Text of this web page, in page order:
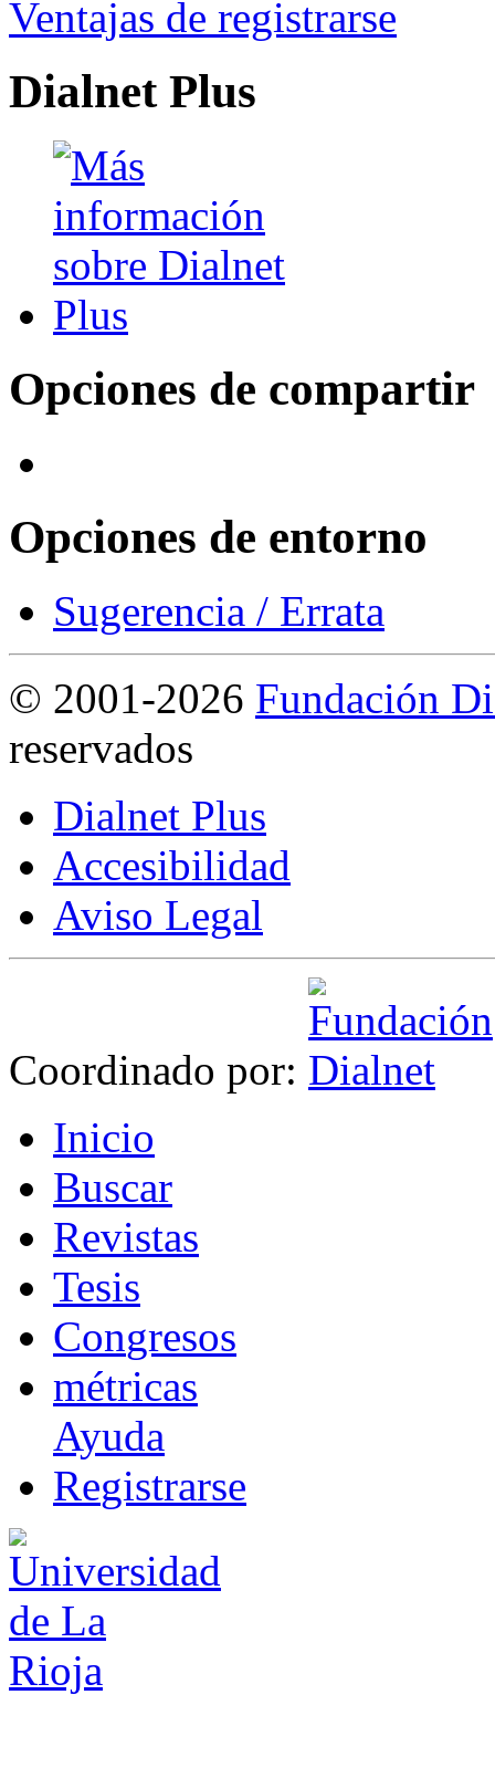
Ventajas de registrarse
Dialnet Plus
Opciones de compartir
Opciones de entorno
Sugerencia / Errata
© 2001-2026 Fundación
reservados
Dialnet Plus
Accesibilidad
Aviso Legal
Coordinado por:
Inicio
Buscar
Revistas
Tesis
Congresos
métricas
Ayuda
Registrarse